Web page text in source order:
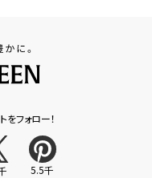
フォロー！
5.5千